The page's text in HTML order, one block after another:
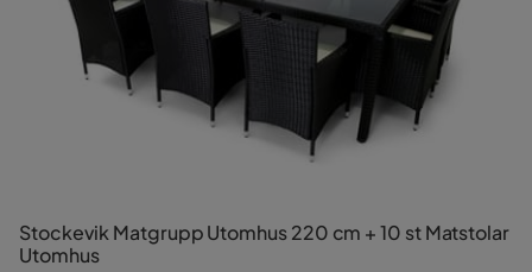
Stockevik Matgrupp Utomhus 220 cm + 10 st Matstolar
Utomhus